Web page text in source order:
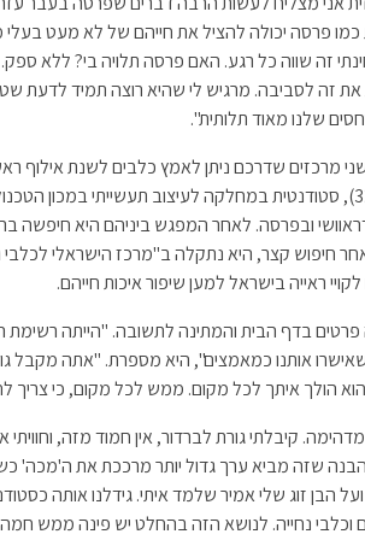
פרסה יכולה להציל את חייהם של לא מעט בעלי
זה שווה כל רגע. האם פרסה תלויה בי? ללא
זה לסביבה. מרגיש לי שהיא רוצה תמיד לדעת
שלנו מאוד תלותית".
שני מרכזים שדרכם ניתן לאמץ כלבים לשנת
(32), סטודנטית במחלקה לעיצוב תעשייתי במכון
ובפרסה. לאחר המפגש ביניהם היא חיפשה
חיפוש קצר, היא נתקלה ב"מרכז הישראלי לכלבי
לקויי ראייה בישראל למען שיפור איכות חייהם.
פרטים בדף הבית והמתינה לתשובה. "הייתה
שאישרו אותנו כמאמצים", היא מספרת. "אתה מקבל
הולך איתך לכל מקום. ממש לכל מקום, כי צריך
מדהימה. קיבלתי גורת לברדור, אין חמוד מזה,
שזה מביא ערך גדול יותר מרככת את ה'מכה'
הבן זוג שלי אמיר שלמד איתי. גידלנו אותה
וכלבי נחייה. לנושא הזה בהחלט יש פינה ממש